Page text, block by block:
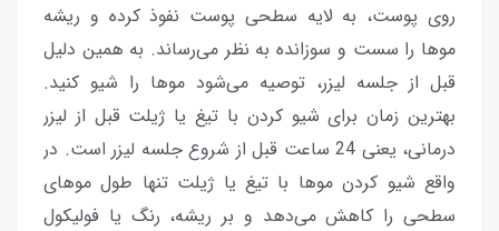
روی پوست، به لایه سطحی پوست نفوذ کرده و ریشه
موها را سست و سوزانده به نظر می‌رساند. به همین دلیل
قبل از جلسه لیزر، توصیه می‌شود موها را شیو کنید.
بهترین زمان برای شیو کردن با تیغ یا ژیلت قبل از لیزر
درمانی، یعنی 24 ساعت قبل از شروع جلسه لیزر است. در
واقع شیو کردن موها با تیغ یا ژیلت تنها طول موهای
سطحی را کاهش می‌دهد و بر ریشه، رنگ یا فولیکول